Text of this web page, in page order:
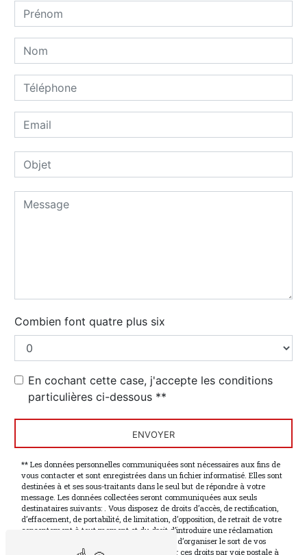
Combien font quatre plus six
En cochant cette case, j'accepte les conditions
particulières ci-dessous **
ENVOYER
** Les données personnelles communiquées sont nécessaires aux fins de
vous contacter et sont enregistrées dans un fichier informatisé. Elles sont
destinées à et ses sous-traitants dans le seul but de répondre à votre
message. Les données collectées seront communiquées aux seuls
destinataires suivants: . Vous disposez de droits d’accès, de rectification,
d’effacement, de portabilité, de limitation, d’opposition, de retrait de votre
consentement à tout moment et du droit d’introduire une réclamation
auprès d’une autorité de contrôle, ainsi que d’organiser le sort de vos
données post-mortem. Vous pouvez exercer ces droits par voie postale à